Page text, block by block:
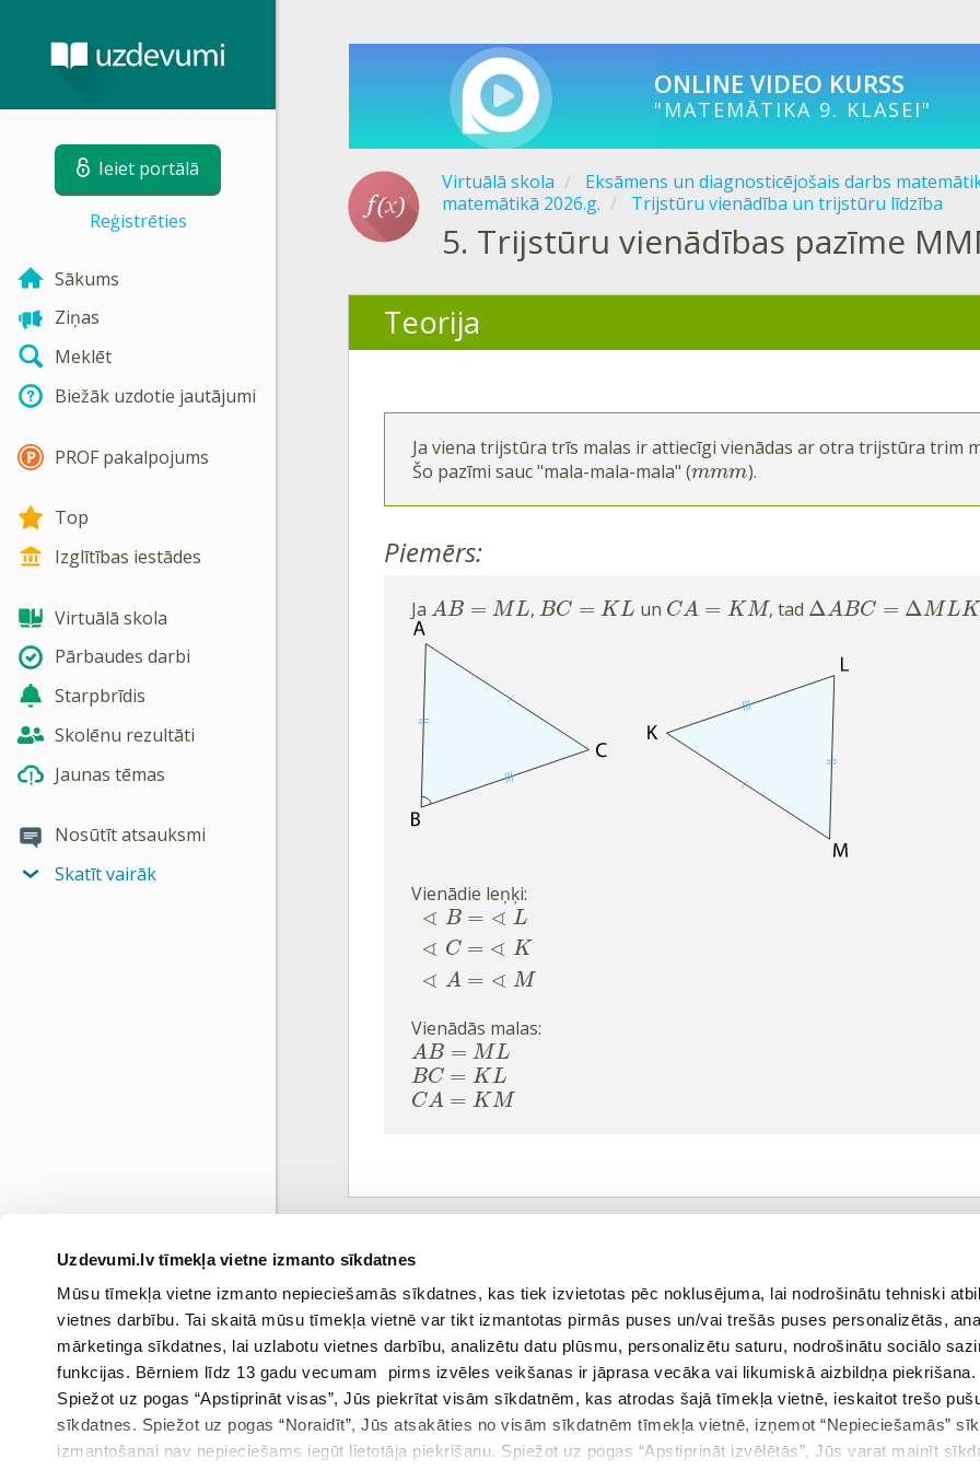
Uzdevumi.lv tīmekļa vietne izmanto sīkdatnes
Mūsu tīmekļa vietne izmanto nepieciešamās sīkdatnes, kas tiek izvietotas pēc noklusējuma, lai nodrošinātu tehniski
vietnes darbību. Tai skaitā mūsu tīmekļa vietnē var tikt izmantotas pirmās puses un/vai trešās puses personalizētās,
mārketinga sīkdatnes, lai uzlabotu vietnes darbību, analizētu datu plūsmu, personalizētu saturu, nodrošinātu sociālo
funkcijas. Bērniem līdz 13 gadu vecumam pirms izvēles veikšanas ir jāprasa vecāka vai likumiskā aizbildņa piekrišana.
Spiežot uz pogas “Apstiprināt visas”, Jūs piekrītat visām sīkdatnēm, kas atrodas šajā tīmekļa vietnē, ieskaitot trešo
sīkdatnes. Spiežot uz pogas “Noraidīt”, Jūs atsakāties no visām sīkdatnēm tīmekļa vietnē, izņemot “Nepieciešamās”
izmantošanai nav nepieciešams iegūt lietotāja piekrišanu. Spiežot uz pogas “Apstiprināt izvēlētās”, Jūs varat mainīt
Ieiet portālā
Reģistrēties
Sākums
Ziņas
Meklēt
Biežāk uzdotie jautājumi
PROF pakalpojums
Top
Izglītības iestādes
Virtuālā skola
Pārbaudes darbi
Starpbrīdis
Skolēnu rezultāti
Jaunas tēmas
Nosūtīt atsauksmi
Skatīt vairāk
ONLINE VIDEO KURSS
"MATEMĀTIKA 9. KLASEI"
Virtuālā skola
Eksāmens un diagnosticējošais darbs
matemātikā 2026.g.
Trijstūru vienādība un trijstūru līdzība
5. Trijstūru vienādības pazīme
Teorija
Ja viena trijstūra trīs malas ir attiecīgi vienādas ar otra trijstūra trim
Šo pazīmi sauc "mala-mala-mala" (mmm).
Piemērs:
Ja A B = M L,BC = K L un CA = K M, tad Δ A BC = Δ M L K
Vienādie leņķi:
∢ B = ∢ L
∢ C = ∢ K
∢ A = ∢ M
Vienādās malas:
A B = M L
BC = K L
CA = K M
ONLINE VIDEO KURSS
"MATEMĀTIKA 9. KLASEI"